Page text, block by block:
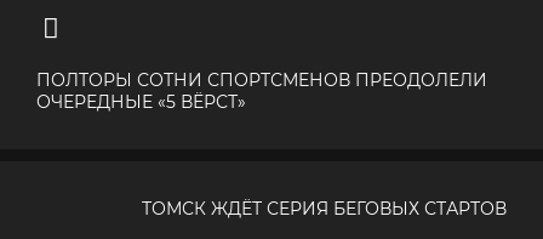
ПОЛТОРЫ СОТНИ СПОРТСМЕНОВ ПРЕОДОЛЕЛИ
ОЧЕРЕДНЫЕ «5 ВЁРСТ»
ТОМСК ЖДЁТ СЕРИЯ БЕГОВЫХ СТАРТОВ